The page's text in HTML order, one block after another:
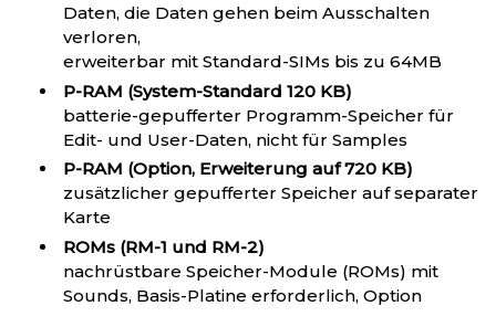
Daten, die Daten gehen beim Ausschalten
verloren,
erweiterbar mit Standard-SIMs bis zu 64MB
P-RAM (System-Standard 120 KB)
batterie-gepufferter Programm-Speicher für
Edit- und User-Daten, nicht für Samples
P-RAM (Option, Erweiterung auf 720 KB)
zusätzlicher gepufferter Speicher auf separater
Karte
ROMs (RM-1 und RM-2)
nachrüstbare Speicher-Module (ROMs) mit
Sounds, Basis-Platine erforderlich, Option